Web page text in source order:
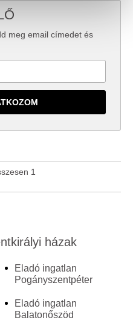
Ezenkívül
partnereinkkel
vonatkozó
adatokat más olyan
meg számukra vagy az
meg email címedet és
1
házak
Eladó ingatlan
Pogányszentpéter
Eladó ingatlan
Balatonőszöd